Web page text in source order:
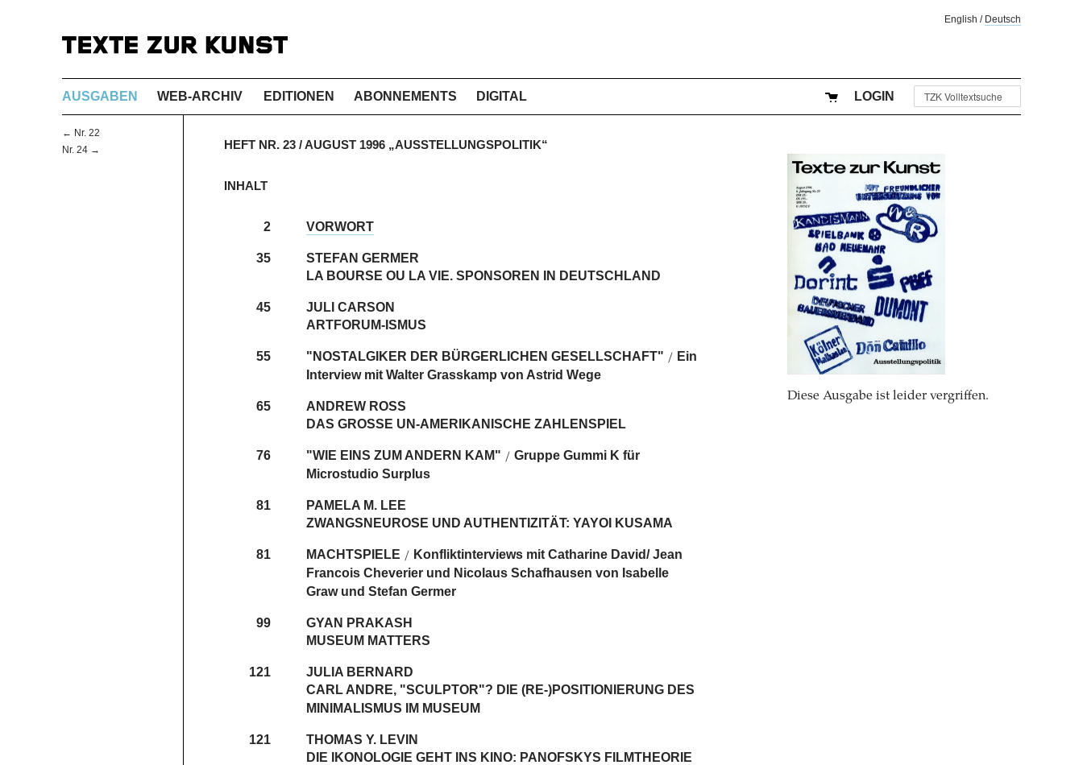
English / Deutsch
AUSGABEN WEB-ARCHIV EDITIONEN ABONNEMENTS DIGITAL LOGIN
← Nr. 22
Nr. 24 →
HEFT NR. 23 / AUGUST 1996 „AUSSTELLUNGSPOLITIK“
INHALT
2 VORWORT
35
STEFAN GERMER
LA BOURSE OU LA VIE. SPONSOREN IN DEUTSCHLAND
45
JULI CARSON
ARTFORUM-ISMUS
55 "NOSTALGIKER DER BÜRGERLICHEN GESELLSCHAFT" / Ein
Interview mit Walter Grasskamp von Astrid Wege
65
ANDREW ROSS
DAS GROSSE UN-AMERIKANISCHE ZAHLENSPIEL
76 "WIE EINS ZUM ANDERN KAM" / Gruppe Gummi K für
Microstudio Surplus
81
PAMELA M. LEE
ZWANGSNEUROSE UND AUTHENTIZITÄT: YAYOI KUSAMA
81 MACHTSPIELE / Konfliktinterviews mit Catharine David/ Jean
Francois Cheverier und Nicolaus Schafhausen von Isabelle
Graw und Stefan Germer
99
GYAN PRAKASH
MUSEUM MATTERS
121
JULIA BERNARD
CARL ANDRE, "SCULPTOR"? DIE (RE-)POSITIONIERUNG DES
MINIMALISMUS IM MUSEUM
121
THOMAS Y. LEVIN
DIE IKONOLOGIE GEHT INS KINO: PANOFSKYS FILMTHEORIE
Diese Ausgabe ist leider vergriffen.